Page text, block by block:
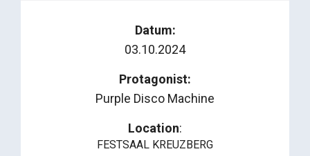
Datum:
03.10.2024
Protagonist:
Purple Disco Machine
Location:
FESTSAAL KREUZBERG